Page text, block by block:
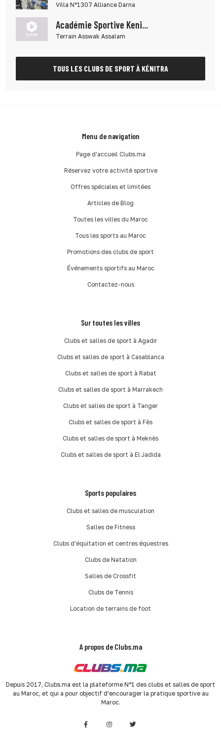
Villa N°1307 Alliance Darna
Académie Sportive Keni...
Terrain Asswak Assalam
TOUS LES CLUBS DE SPORT À KÉNITRA
Menu de navigation
Page d'accueil Clubs.ma
Réservez votre activité sportive
Offres spéciales et limitées
Articles de Blog
Toutes les villes du Maroc
Tous les sports au Maroc
Promotions des clubs de sport
Événements sportifs au Maroc
Contactez-nous
Sur toutes les villes
Clubs et salles de sport à Agadir
Clubs et salles de sport à Casablanca
Clubs et salles de sport à Rabat
Clubs et salles de sport à Marrakech
Clubs et salles de sport à Tanger
Clubs et salles de sport à Fès
Clubs et salles de sport à Meknès
Clubs et salles de sport à El Jadida
Sports populaires
Clubs et salles de musculation
Salles de Fitness
Clubs d'équitation et centres équestres
Clubs de Natation
Salles de Crossfit
Clubs de Tennis
Location de terrains de foot
A propos de Clubs.ma
Depuis 2017, Clubs.ma est la plateforme N°1 des clubs et salles de sport
au Maroc, et qui a pour objectif d'encourager la pratique sportive au
Maroc.